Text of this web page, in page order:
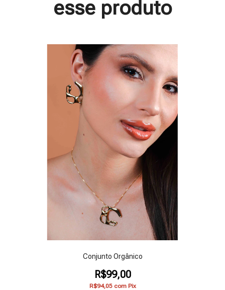
esse produto
Conjunto Orgânico
R$99,00
R$94,05 com Pix